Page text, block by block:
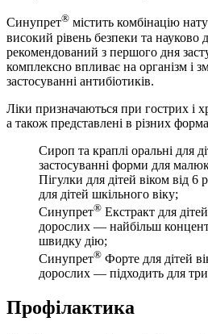
Синупрет® містить комбінацію
високий рівень безпеки та науково
рекомендований з першого дня
комплексно впливає на організм і
застосуванні антибіотиків.
Ліки призначаються при гострих і
а також представлені в різних
Сироп та краплі оральні для
застосуванні форми для
Пігулки для дітей віком від 6
для дітей шкільного віку;
Синупрет® Екстракт для
дорослих — найбільш
швидку дію;
Синупрет® Форте для дітей
дорослих — підходить для
Профілактика